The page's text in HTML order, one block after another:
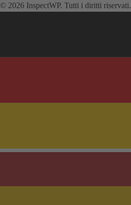
© 2026 InspectWP. Tutti i diritti riservati.